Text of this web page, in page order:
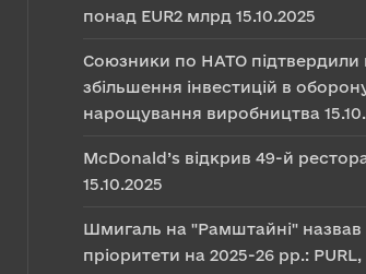
понад EUR2 млрд 15.10.2025
Союзники по НАТО
збільшення інвестицій в
нарощування виробництва
McDonald’s відкрив 49-й
15.10.2025
Шмигаль на "Рамштайні" назвав
пріоритети на 2025-26 рр.: PURL,